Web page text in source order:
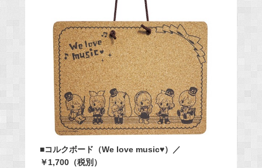
■コルクボード（We love music♥）／
￥1,700（税別）